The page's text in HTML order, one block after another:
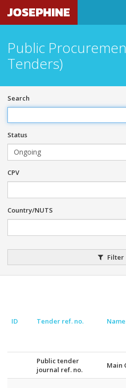
JOSEPHINE
Public
Tenders)
Search
Status
Ongoing
CPV
Country/NUTS
Filter
ID Tender ref. no.
Public tender
journal ref. no.
Main